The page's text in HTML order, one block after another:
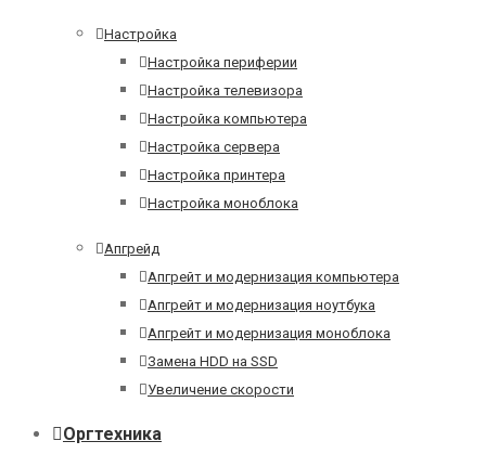
Настройка
Настройка периферии
Настройка телевизора
Настройка компьютера
Настройка сервера
Настройка принтера
Настройка моноблока
Апгрейд
Апгрейт и модернизация компьютера
Апгрейт и модернизация ноутбука
Апгрейт и модернизация моноблока
Замена HDD на SSD
Увеличение скорости
Оргтехника